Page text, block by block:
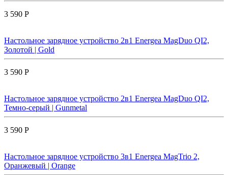
3 590 Р
Настольное зарядное устройство 2в1 Energea MagDuo QI2,
Золотой | Gold
3 590 Р
Настольное зарядное устройство 2в1 Energea MagDuo QI2,
Темно-серый | Gunmetal
3 590 Р
Настольное зарядное устройство 3в1 Energea MagTrio 2,
Оранжевый | Orange